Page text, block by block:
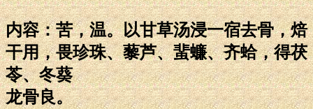
内容：苦，温。以甘草汤浸一宿去骨，焙
干用，畏珍珠、藜芦、蜚蠊、齐蛤，得茯
苓、冬葵
龙骨良。